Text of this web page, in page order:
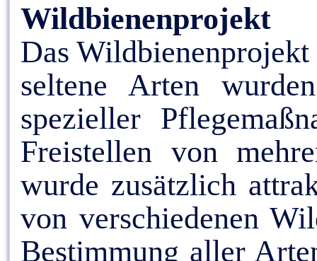
Wildbienenprojekt
Das
seltene Arten
spezieller
Freistellen von
wurde zusätzlich
von verschiedenen
Bestimmung aller